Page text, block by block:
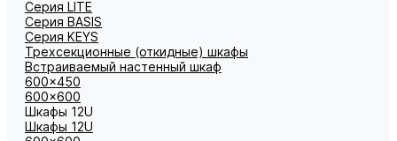
Cерия LITE
Cерия BASIS
Cерия KEYS
Трехсекционные (откидные) шкафы
Встраиваемый настенный шкаф
600x450
600x600
Шкафы 12U
Шкафы 12U